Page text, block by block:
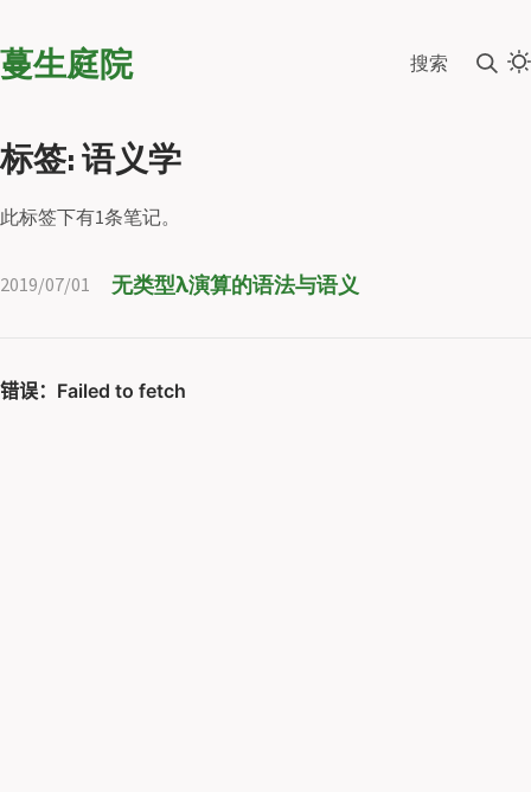
蔓生庭院 搜索
标签: 语义学
此标签下有1条笔记。
2019/07/01 无类型λ演算的语法与语义